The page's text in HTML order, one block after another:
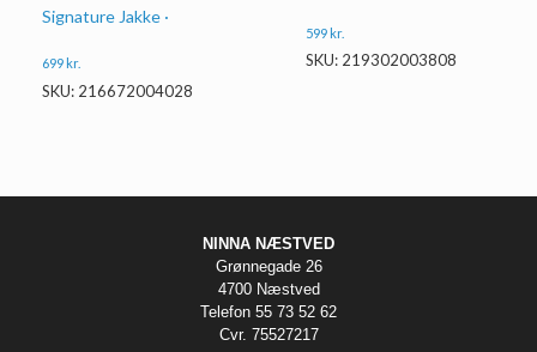
Signature Jakke ·
699 kr.
SKU: 216672004028
599kr.
SKU: 219302003808
NINNA NÆSTVED
Grønnegade 26
4700 Næstved
Telefon 55 73 52 62
Cvr. 75527217